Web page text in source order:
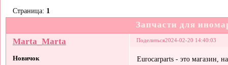
Запчасти для
Страница: 1
Поделиться2024-02-20 14:40:03
Мarta_Мarta
Новичок
Eurocarparts - это магазин,